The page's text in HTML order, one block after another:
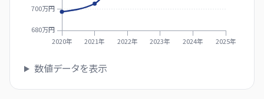
680万円
700万円
2020年 2021年 2022年 2023年 2024年 2025年
数値データを表示